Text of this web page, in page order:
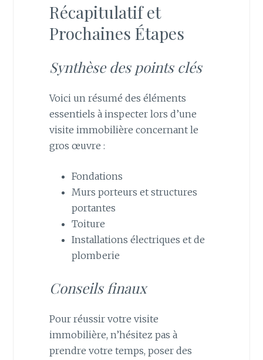
Récapitulatif et
Prochaines Étapes
Synthèse des points clés
Voici un résumé des éléments
essentiels à inspecter lors d’une
visite immobilière concernant le
gros œuvre :
Fondations
Murs porteurs et structures
portantes
Toiture
Installations électriques et de
plomberie
Conseils finaux
Pour réussir votre visite
immobilière, n’hésitez pas à
prendre votre temps, poser des